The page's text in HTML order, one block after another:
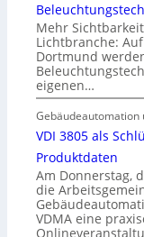
Mehr
Lichtbranche:
Dortmund
eigenen…
Gebäudeautomation
VDI 3805 als
Produktdaten
Am Donnerstag,
die
VDMA eine